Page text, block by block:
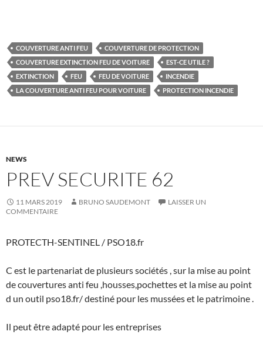
COUVERTURE ANTI FEU
COUVERTURE DE PROTECTION
COUVERTURE EXTINCTION FEU DE VOITURE
EST-CE UTILE ?
EXTINCTION
FEU FEU DE VOITURE
INCENDIE
LA COUVERTURE ANTI FEU POUR VOITURE
PROTECTION INCENDIE
NEWS
PREV SECURITE 62
11 MARS 2019 BRUNO SAUDEMONT
LAISSER UN
COMMENTAIRE
PROTECTH-SENTINEL / PSO18.fr
C est le partenariat de plusieurs sociétés , sur la mise au point
de couvertures anti feu ,housses,pochettes et la mise au point
d un outil pso18.fr/ destiné pour les mussées et le patrimoine .
Il peut être adapté pour les entreprises